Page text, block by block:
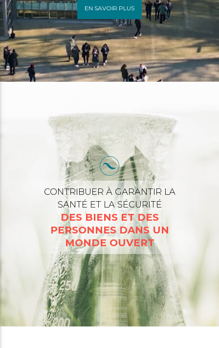
EN SAVOIR PLUS
CONTRIBUER À GARANTIR LA
SANTÉ ET LA SÉCURITÉ
DES BIENS ET DES
PERSONNES DANS UN
MONDE OUVERT